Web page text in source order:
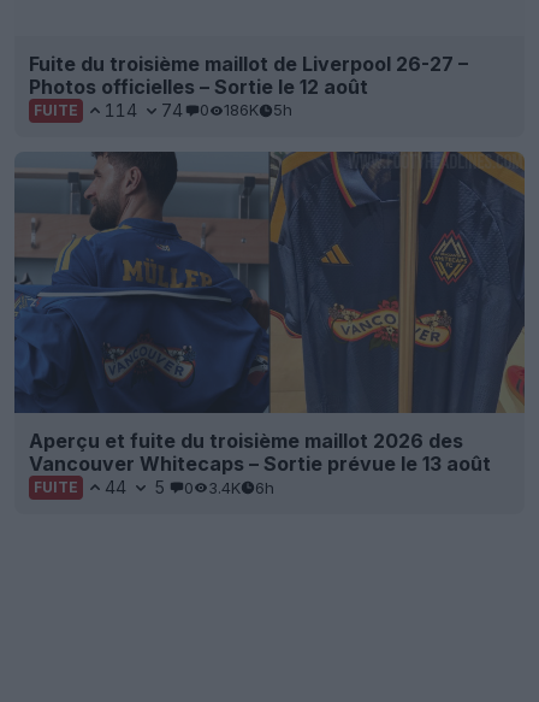
Fuite du troisième maillot de Liverpool 26-27 –
Photos officielles – Sortie le 12 août
FUITE 114 74 0 186K 5h
Aperçu et fuite du troisième maillot 2026 des
Vancouver Whitecaps – Sortie prévue le 13 août
FUITE 44 5 0 3.4K 6h